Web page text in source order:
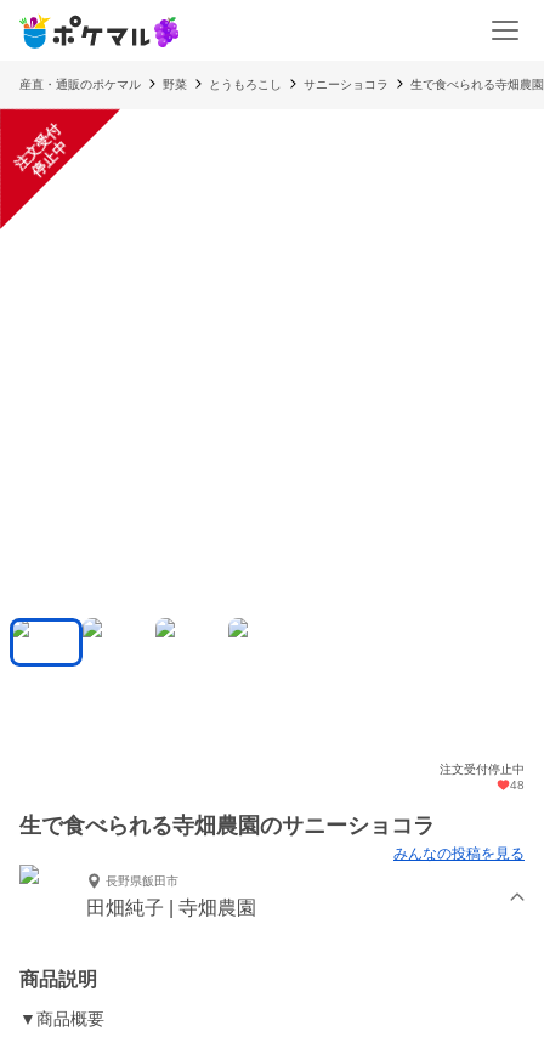
産直・通販のポケマル 野菜 とうもろこし サニーショコラ 生で食べられる寺畑農
注
文
受
付
停
止
中
注文受付停止中
48
生で食べられる寺畑農園のサニーショコラ
みんなの投稿を見る
長野県飯田市
田畑純子 | 寺畑農園
商品説明
▼商品概要